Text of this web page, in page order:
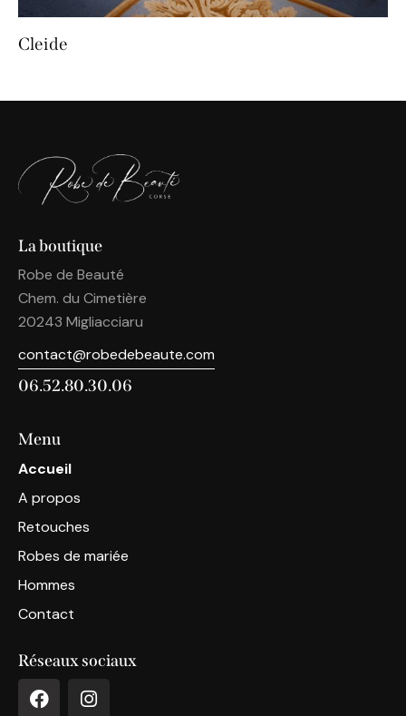
Cleide
La boutique
Robe de Beauté
Chem. du Cimetière
20243 Migliacciaru
contact@robedebeaute.com
06.52.80.30.06
Menu
Accueil
A propos
Retouches
Robes de mariée
Hommes
Contact
Réseaux sociaux